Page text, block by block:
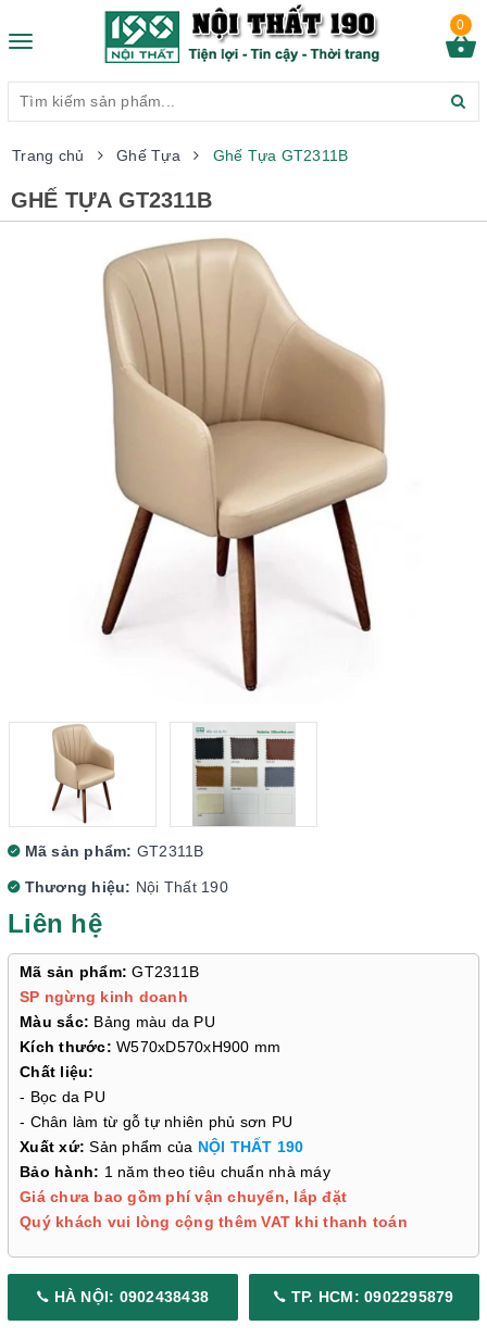
Toggle
0
Trang chủ Ghế Tựa Ghế Tựa GT2311B
GHẾ TỰA GT2311B
Mã sản phẩm: GT2311B
Thương hiệu: Nội Thất 190
Liên hệ
Mã sản phẩm: GT2311B
SP ngừng kinh doanh
Màu sắc: Bảng màu da PU
Kích thước: W570xD570xH900 mm
Chất liệu:
- Bọc da PU
- Chân làm từ gỗ tự nhiên phủ sơn PU
Xuất xứ: Sản phẩm của NỘI THẤT 190
Bảo hành: 1 năm theo tiêu chuẩn nhà máy
Giá chưa bao gồm phí vận chuyển, lắp đặt
Quý khách vui lòng cộng thêm VAT khi thanh toán
HÀ NỘI: 0902438438 TP. HCM: 0902295879